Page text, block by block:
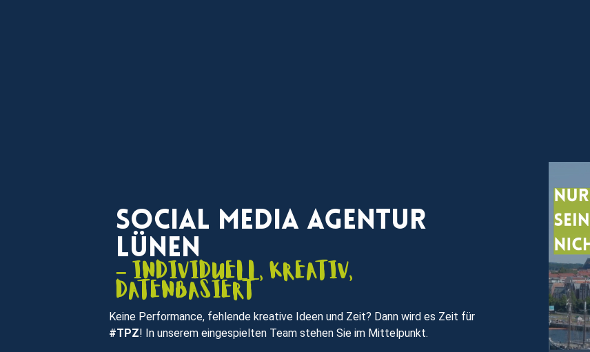
Social Media Agentur
Lünen
– individuell, kreativ,
datenbasiert
Keine Performance, fehlende kreative Ideen und Zeit? Dann wird es Zeit für
#TPZ! In unserem eingespielten Team stehen Sie im Mittelpunkt.